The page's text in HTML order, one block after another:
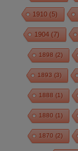
1910 (5)
1904 (7)
1898 (2)
1893 (3)
1888 (1)
1880 (1)
1870 (2)